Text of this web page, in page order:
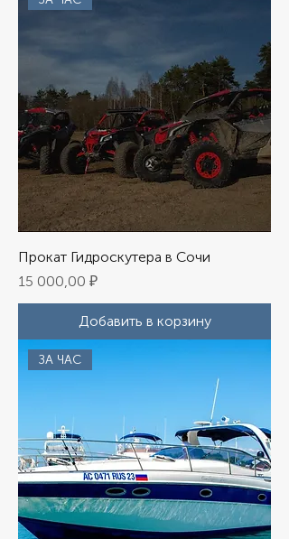
Прокат Гидроскутера в Сочи
Цена
15 000,00 ₽
Добавить в корзину
ЗА ЧАС